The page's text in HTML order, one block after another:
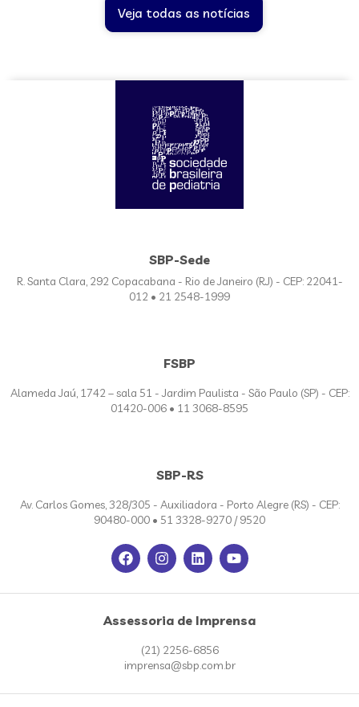
Veja todas as notícias
SBP-Sede
R. Santa Clara, 292 Copacabana - Rio de Janeiro (RJ) - CEP: 22041-
012 • 21 2548-1999
FSBP
Alameda Jaú, 1742 – sala 51 - Jardim Paulista - São Paulo (SP) - CEP:
01420-006 • 11 3068-8595
SBP-RS
Av. Carlos Gomes, 328/305 - Auxiliadora - Porto Alegre (RS) - CEP:
90480-000 • 51 3328-9270 / 9520
Assessoria de Imprensa
(21) 2256-6856
imprensa@sbp.com.br